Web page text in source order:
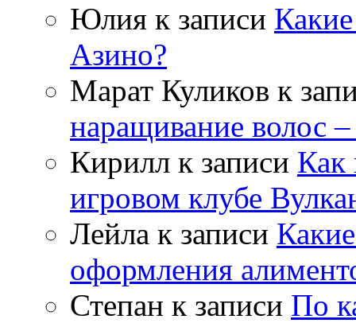
Юлия к записи
Азино?
Марат Куликов к
наращивание волос
Кирилл к записи Как
игровом клубе
Лейла к записи
оформления
Степан к записи По